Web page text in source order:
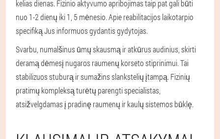
kelias dienas. Fizinio aktyvumo apribojimas taip pat gali būti
nuo 1-2 dienų iki 1, 5 mėnesio. Apie reabilitacijos laikotarpio
specifiką Jus informuos gydantis gydytojas.
Svarbu, numalšinus ūmų skausmą ir atkūrus audinius, skirti
deramą dėmesį nugaros raumenų korseto stiprinimui. Tai
stabilizuos stuburą ir sumažins slankstelių įtampą. Fizinių
pratimų kompleksą turėtų parengti specialistas,
atsižvelgdamas į pradinę raumenų ir kaulų sistemos būklę.